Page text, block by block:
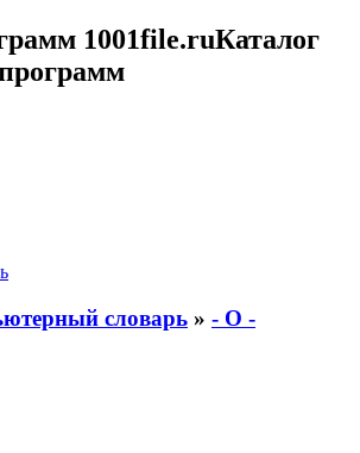
1001file.ruКаталог
словарь » - O -